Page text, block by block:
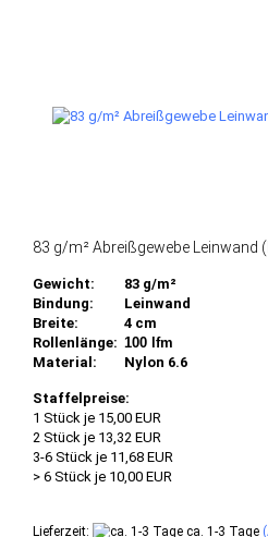
83 g/m² Abreißgewebe Leinwand
Gewicht:
83 g/m²
Bindung:
Leinwand
Breite:
4 cm
Rollenlänge: 100 lfm
Material:
Nylon 6.6
Staffelpreise:
1 Stück je 15,00 EUR
2 Stück je 13,32 EUR
3-6 Stück je 11,68 EUR
> 6 Stück je 10,00 EUR
Lieferzeit: ca. 1-3 Tage